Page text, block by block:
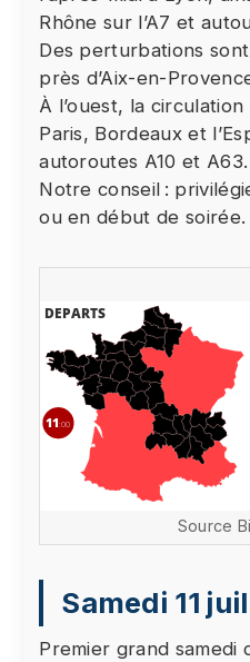
Rhône sur l’A7 et
Des perturbations
près d’Aix-en-
À l’ouest, la
Paris, Bordeaux et
autoroutes A10 et A63.
Notre conseil :
ou en début de soirée.
Source
Samedi 11
Premier grand samedi